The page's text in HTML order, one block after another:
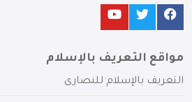
مواقع التعريف بالإسلام
التعريف بالإسلام للنصارى